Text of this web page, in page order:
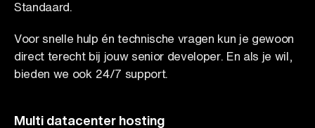
Standaard.
Voor snelle hulp én technische vragen kun je gewoon
direct terecht bij jouw senior developer. En als je wil,
bieden we ook 24/7 support.
Multi datacenter hosting